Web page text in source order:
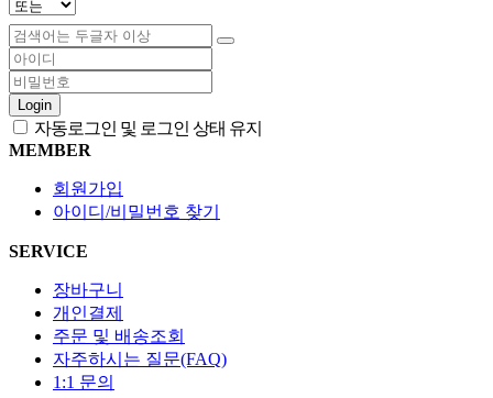
Login
자동로그인 및 로그인 상태 유지
MEMBER
회원가입
아이디/비밀번호 찾기
SERVICE
장바구니
개인결제
주문 및 배송조회
자주하시는 질문(FAQ)
1:1 문의